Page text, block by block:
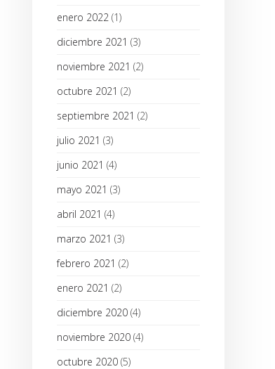
enero 2022 (1)
diciembre 2021 (3)
noviembre 2021 (2)
octubre 2021 (2)
septiembre 2021 (2)
julio 2021 (3)
junio 2021 (4)
mayo 2021 (3)
abril 2021 (4)
marzo 2021 (3)
febrero 2021 (2)
enero 2021 (2)
diciembre 2020 (4)
noviembre 2020 (4)
octubre 2020 (5)